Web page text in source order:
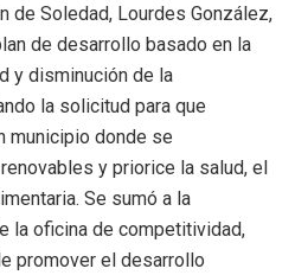
de Soledad, Lourdes González,
de desarrollo basado en la
y disminución de la
la solicitud para que
municipio donde se
y priorice la salud, el
Se sumó a la
la oficina de competitividad,
promover el desarrollo